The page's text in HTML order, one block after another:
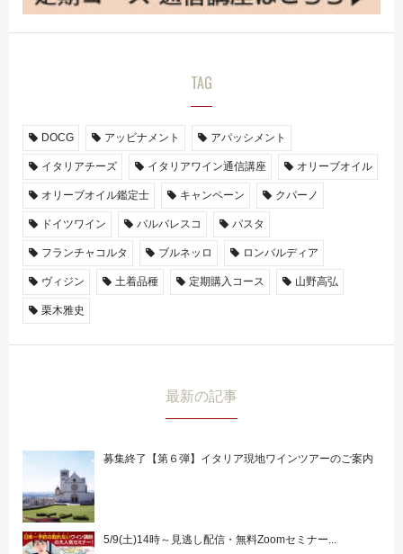
TAG
DOCG アッビナメント アパッシメント
イタリアチーズ イタリアワイン通信講座 オリーブオイル
オリーブオイル鑑定士 キャンペーン クパーノ
ドイツワイン バルバレスコ パスタ
フランチャコルタ ブルネッロ ロンバルディア
ヴィジン 土着品種 定期購入コース 山野高弘
栗木雅史
最新の記事
募集終了【第６弾】イタリア現地ワインツアーのご案内
5/9(土)14時～見逃し配信・無料Zoomセミナー...